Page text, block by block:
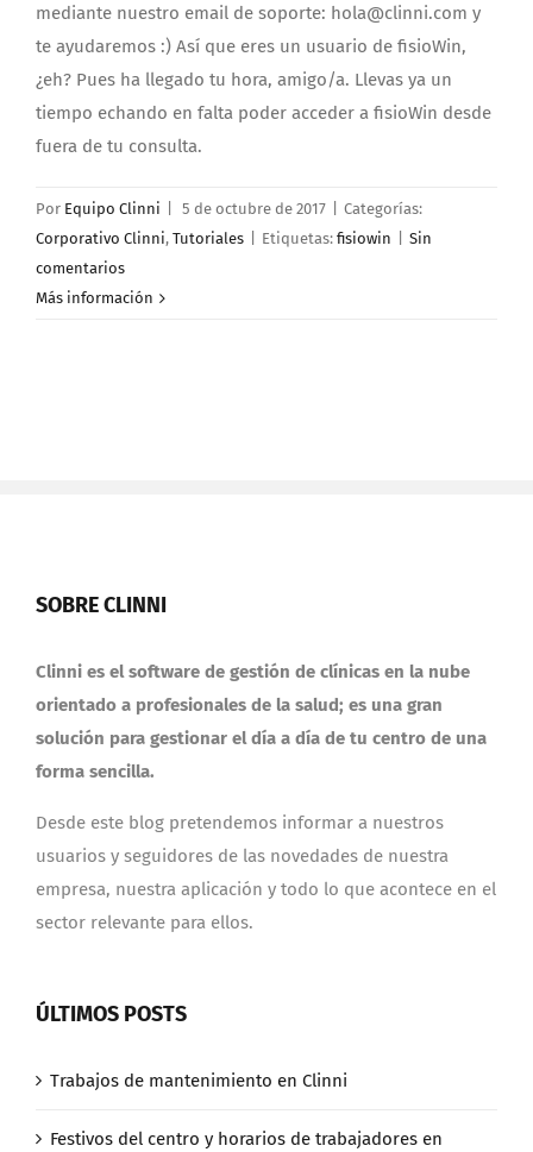
mediante nuestro email de soporte: hola@clinni.com y
te ayudaremos :) Así que eres un usuario de fisioWin,
¿eh? Pues ha llegado tu hora, amigo/a. Llevas ya un
tiempo echando en falta poder acceder a fisioWin desde
fuera de tu consulta.
Por Equipo Clinni 5 de octubre de 2017
Categorías:
Corporativo Clinni, Tutoriales Etiquetas: fisiowin
Sin
comentarios
Más información
SOBRE CLINNI
Clinni es el software de gestión de clínicas en la nube
orientado a profesionales de la salud; es una gran
solución para gestionar el día a día de tu centro de una
forma sencilla.
Desde este blog pretendemos informar a nuestros
usuarios y seguidores de las novedades de nuestra
empresa, nuestra aplicación y todo lo que acontece en el
sector relevante para ellos.
ÚLTIMOS POSTS
Trabajos de mantenimiento en Clinni
Festivos del centro y horarios de trabajadores en